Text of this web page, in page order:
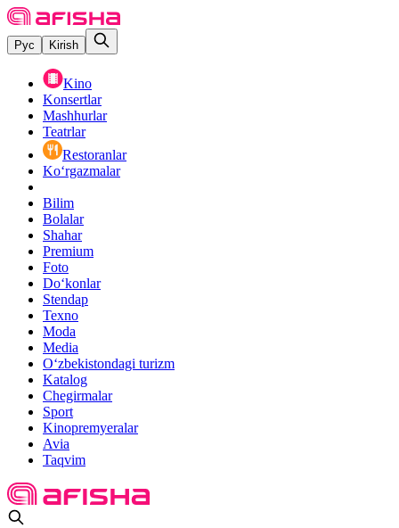
Рус Kirish
Kino
Konsertlar
Mashhurlar
Teatrlar
Restoranlar
Ko‘rgazmalar
Bilim
Bolalar
Shahar
Premium
Foto
Do‘konlar
Stendap
Texno
Moda
Media
O‘zbekistondagi turizm
Katalog
Chegirmalar
Sport
Kinopremyeralar
Avia
Taqvim